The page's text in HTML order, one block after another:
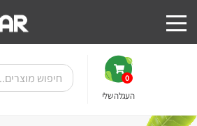
0
העגלה שלי